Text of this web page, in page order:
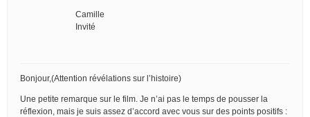
Camille
Invité
Bonjour,(Attention révélations sur l’histoire)
Une petite remarque sur le film. Je n’ai pas le temps de pousser la
réflexion, mais je suis assez d’accord avec vous sur des points positifs :